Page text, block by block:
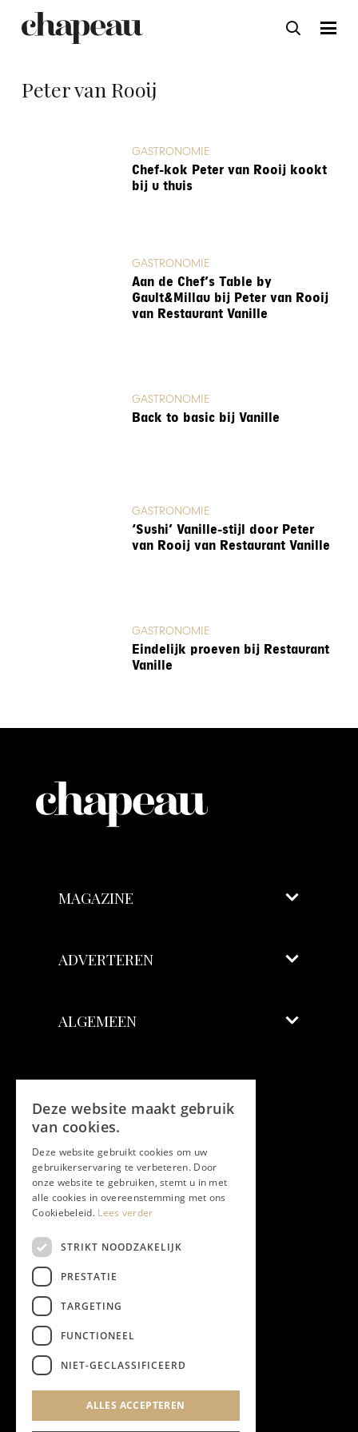
Peter van Rooij
GASTRONOMIE
Chef-kok Peter van Rooij kookt
bij u thuis
GASTRONOMIE
Aan de Chef’s Table by
Gault&Millau bij Peter van Rooij
van Restaurant Vanille
GASTRONOMIE
Back to basic bij Vanille
GASTRONOMIE
‘Sushi’ Vanille-stijl door Peter
van Rooij van Restaurant Vanille
GASTRONOMIE
Eindelijk proeven bij Restaurant
Vanille
MAGAZINE
ADVERTEREN
ALGEMEEN
Facebook
Twitter
Instagram
YouTube
NIEUWSBRIEF
Privacyverklaring
Deze website maakt gebruik
van cookies.
Deze website gebruikt cookies om uw
gebruikerservaring te verbeteren. Door
onze website te gebruiken, stemt u in met
alle cookies in overeenstemming met ons
Cookiebeleid. Lees verder
STRIKT NOODZAKELIJK
PRESTATIE
TARGETING
FUNCTIONEEL
NIET-GECLASSIFICEERD
ALLES ACCEPTEREN